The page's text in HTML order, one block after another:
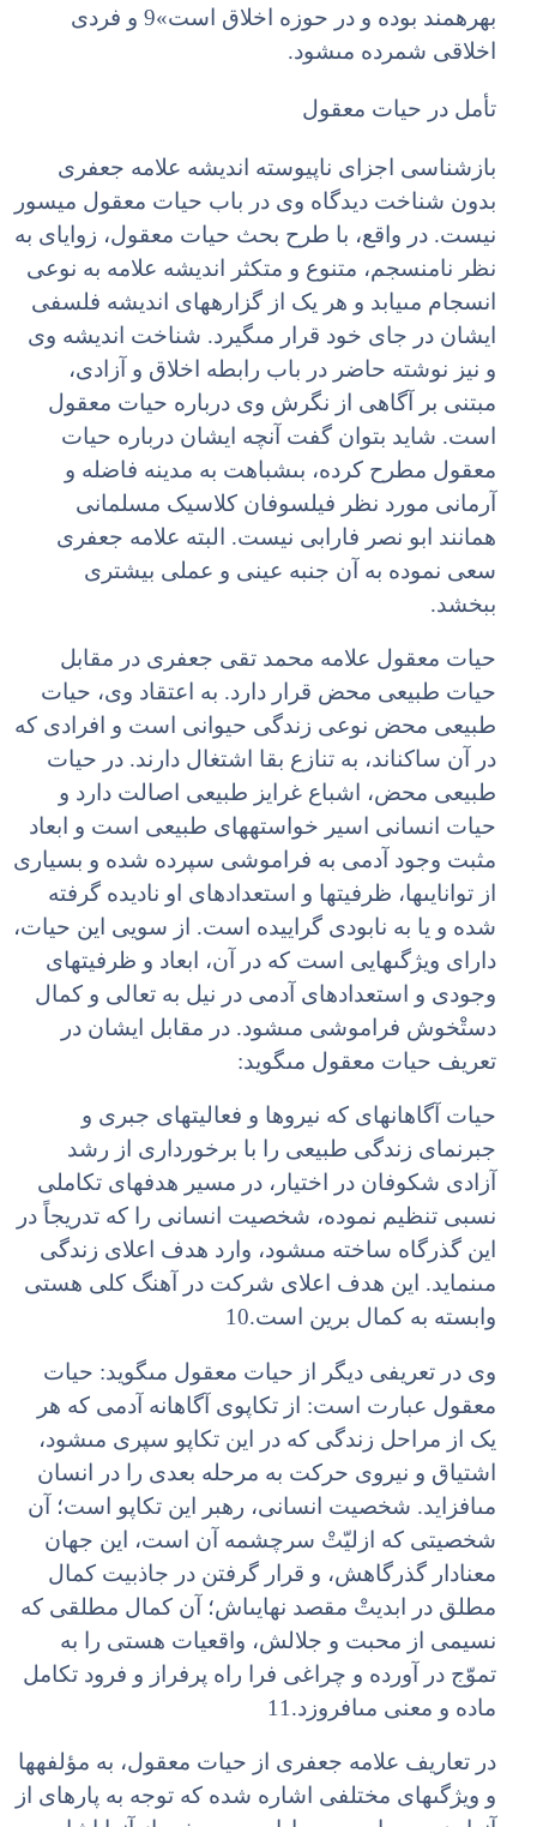
بهره‏مند بوده و در حوزه اخلاق است»9 و فردى
اخلاقى شمرده مى‏شود.
تأمل در حیات معقول
بازشناسى اجزاى ناپیوسته اندیشه علامه جعفرى
بدون شناخت دیدگاه وى در باب حیات معقول میسور
نیست. در واقع، با طرح بحث حیات معقول، زوایاى به
نظر نامنسجم، متنوع و متکثر اندیشه علامه به نوعى
انسجام مى‏یابد و هر یک از گزاره‏هاى اندیشه فلسفى
ایشان در جاى خود قرار مى‏گیرد. شناخت اندیشه وى
و نیز نوشته حاضر در باب رابطه اخلاق و آزادى،
مبتنى بر آگاهى از نگرش وى درباره حیات معقول
است. شاید بتوان گفت آنچه ایشان درباره حیات
معقول مطرح کرده، بى‏شباهت به مدینه فاضله و
آرمانى مورد نظر فیلسوفان کلاسیک مسلمانى
همانند ابو نصر فارابى نیست. البته علامه جعفرى
سعى نموده به آن جنبه عینى و عملى بیشترى
ببخشد.
حیات معقول علامه محمد تقى جعفرى در مقابل
حیات طبیعى محض قرار دارد. به اعتقاد وى، حیات
طبیعى محض نوعى زندگى حیوانى است و افرادى که
در آن ساکن‏اند، به تنازع بقا اشتغال دارند. در حیات
طبیعى محض، اشباع غرایز طبیعى اصالت دارد و
حیات انسانى اسیر خواسته‏هاى طبیعى است و ابعاد
مثبت وجود آدمى به فراموشى سپرده شده و بسیارى
از توانایى‏ها، ظرفیت‏ها و استعدادهاى او نادیده گرفته
شده و یا به نابودى گراییده است. از سویى این حیات،
داراى ویژگى‏هایى است که در آن، ابعاد و ظرفیت‏هاى
وجودى و استعدادهاى آدمى در نیل به تعالى و کمال
دستْ‏خوش فراموشى مى‏شود. در مقابل ایشان در
تعریف حیات معقول مى‏گوید:
حیات آگاهانه‏اى که نیروها و فعالیت‏هاى جبرى و
جبرنماى زندگى طبیعى را با برخوردارى از رشد
آزادى شکوفان در اختیار، در مسیر هدف‏هاى تکاملى
نسبى تنظیم نموده، شخصیت انسانى را که تدریجاً در
این گذرگاه ساخته مى‏شود، وارد هدف اعلاى زندگى
مى‏نماید. این هدف اعلاى شرکت در آهنگ کلى هستى
وابسته به کمال برین است.10
وى در تعریفى دیگر از حیات معقول مى‏گوید: حیات
معقول عبارت است: از تکاپوى آگاهانه آدمى که هر
یک از مراحل زندگى که در این تکاپو سپرى مى‏شود،
اشتیاق و نیروى حرکت به مرحله بعدى را در انسان
مى‏افزاید. شخصیت انسانى، رهبر این تکاپو است؛ آن
شخصیتى که ازلیّتْ سرچشمه آن است، این جهان
معنادار گذرگاهش، و قرار گرفتن در جاذبیت کمال
مطلق در ابدیتْ مقصد نهایى‏اش؛ آن کمال مطلقى که
نسیمى از محبت و جلالش، واقعیات هستى را به
تموّج در آورده و چراغى فرا راه پرفراز و فرود تکامل
ماده و معنى مى‏افروزد.11
در تعاریف علامه جعفرى از حیات معقول، به مؤلفه‏ها
و ویژگى‏هاى مختلفى اشاره شده که توجه به پاره‏اى از